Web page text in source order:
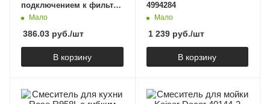
подключением к фильтру
и гибким извивом,
Мало
386.03 руб./шт
В корзину
4994284
Мало
1 239руб./шт
В корзину